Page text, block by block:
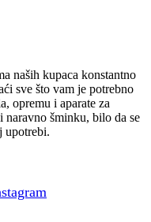
naših kupaca konstantno
sve što vam je potrebno
opremu i aparate za
naravno šminku, bilo da se
upotrebi.